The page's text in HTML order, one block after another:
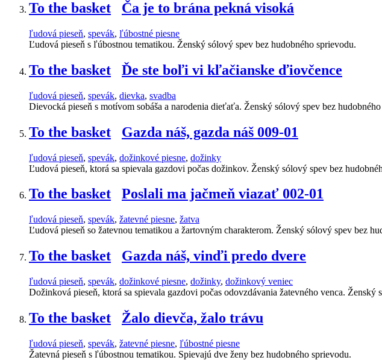
To the basket Ča je to brána pekná visoká
ľudová pieseň, spevák, ľúbostné piesne
Ľudová pieseň s ľúbostnou tematikou. Ženský sólový spev bez hudobného sprievodu.
To the basket Ďe ste boľi vi kľačianske ďiovčence
ľudová pieseň, spevák, dievka, svadba
Dievocká pieseň s motívom sobáša a narodenia dieťaťa. Ženský sólový spev bez
To the basket Gazda náš, gazda náš 009-01
ľudová pieseň, spevák, dožinkové piesne, dožinky
Ľudová pieseň, ktorá sa spievala gazdovi počas dožinkov. Ženský sólový spev bez
To the basket Poslali ma jačmeň viazať 002-01
ľudová pieseň, spevák, žatevné piesne, žatva
Ľudová pieseň so žatevnou tematikou a žartovným charakterom. Ženský sólový spev bez
To the basket Gazda náš, vinďi predo dvere
ľudová pieseň, spevák, dožinkové piesne, dožinky, dožinkový veniec
Dožinková pieseň, ktorá sa spievala gazdovi počas odovzdávania žatevného venca. Ženský
To the basket Žalo dievča, žalo trávu
ľudová pieseň, spevák, žatevné piesne, ľúbostné piesne
Žatevná pieseň s ľúbostnou tematikou. Spievajú dve ženy bez hudobného sprievodu.